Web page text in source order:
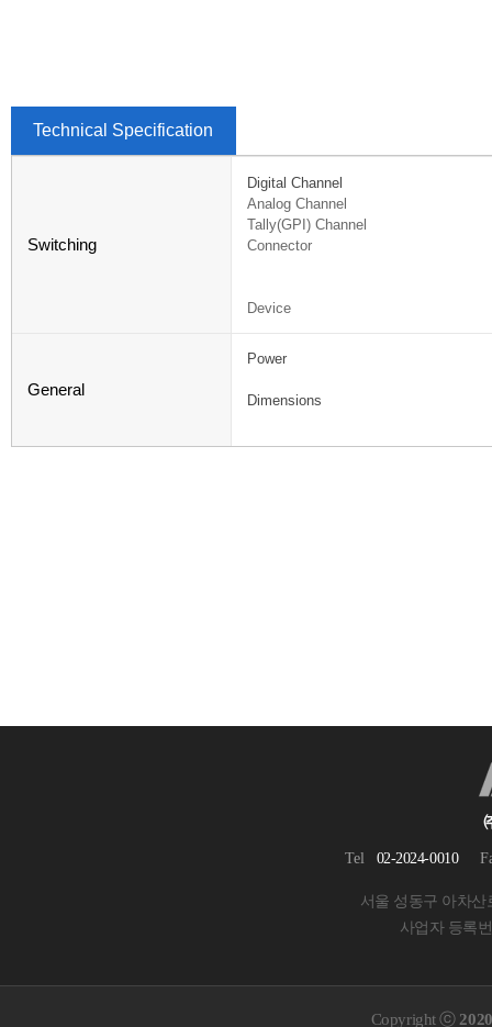
Technical Specification
Switching
Digital Channel
Analog Channel
Tally(GPI) Channel
Connector
Device
General
Power
Dimensions
Tel 02-2024-0010
서울 성동구 아차산
사업자 등록
Copyright ⓒ